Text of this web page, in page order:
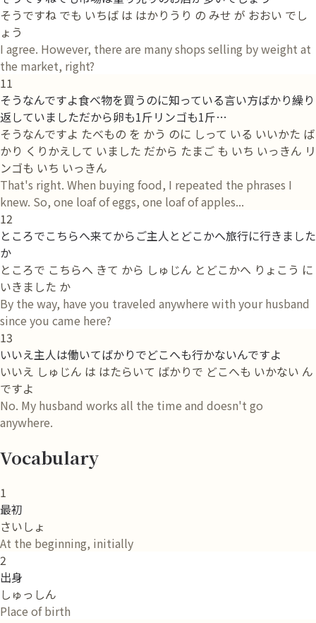
そうですね でも いちば は はかりうり の みせ が おおい でし
ょう
I agree. However, there are many shops selling by weight at
the market, right?
11
そうなんですよ食べ物を買うのに知っている言い方ばかり繰り
返していましただから卵も1斤リンゴも1斤…
そうなんですよ たべもの を かう のに しって いる いいかた ば
かり くりかえして いました だから たまご も いち いっきん リ
ンゴも いち いっきん
That's right. When buying food, I repeated the phrases I
knew. So, one loaf of eggs, one loaf of apples...
12
ところでこちらへ来てからご主人とどこかへ旅行に行きました
か
ところで こちらへ きて から しゅじん とどこかへ りょこう に
いきました か
By the way, have you traveled anywhere with your husband
since you came here?
13
いいえ主人は働いてばかりでどこへも行かないんですよ
いいえ しゅじん は はたらいて ばかりで どこへも いかない ん
ですよ
No. My husband works all the time and doesn't go
anywhere.
Vocabulary
1
最初
さいしょ
At the beginning, initially
2
出身
しゅっしん
Place of birth